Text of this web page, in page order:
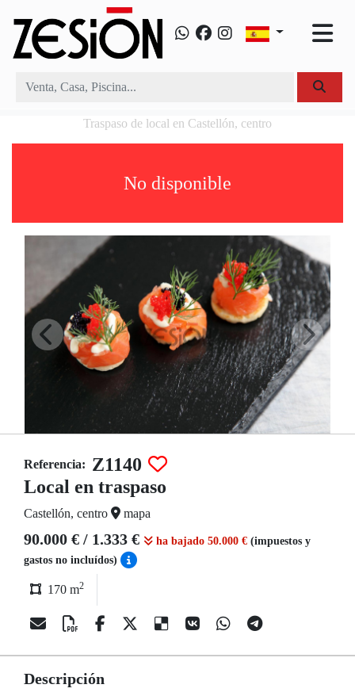
Traspaso de local en Castellón, centro
No disponible
Referencia: Z1140
Local en traspaso
Castellón, centro mapa
90.000 € / 1.333 € ha bajado 50.000 € (impuestos y
gastos no incluídos)
170 m2
Descripción